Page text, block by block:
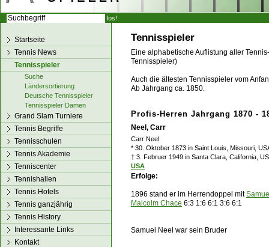
Tennisspieler
Eine alphabetische Auflistung aller
Tennisspieler)
Auch die ältesten Tennisspieler vom
Ab Jahrgang ca. 1850.
Profis-Herren Jahrgang 1870 -
Neel, Carr
Carr Neel
* 30. Oktober 1873 in Saint Louis, Missouri,
† 3. Februer 1949 in Santa Clara, California,
USA
Erfolge:
1896 stand er im Herrendoppel mit
Malcolm Chace 6:3 1:6 6:1 3:6 6:1
Samuel Neel war sein Bruder
Startseite
Tennis News
Tennisspieler
Suche
Ländersortierung
Deutsche Tennisspieler
Tennisspieler Damen
Grand Slam Turniere
Tennis Begriffe
Tennisschulen
Tennis Akademie
Tenniscenter
Tennishallen
Tennis Hotels
Tennis ganzjährig
Tennis History
Interessante Links
Kontakt
los!